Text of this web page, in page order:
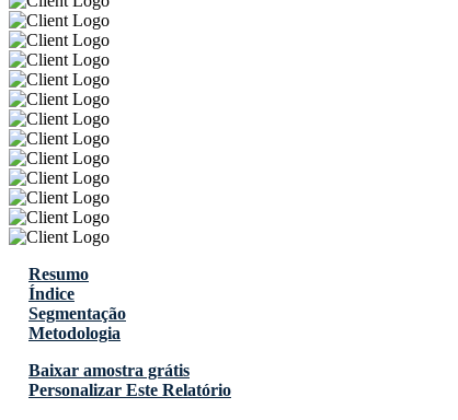
Resumo
Índice
Segmentação
Metodologia
Baixar amostra grátis
Personalizar Este Relatório